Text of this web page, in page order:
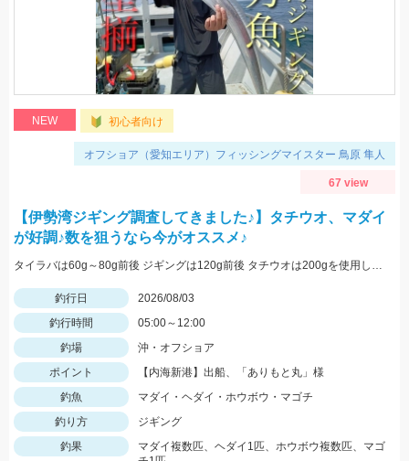
NEW 初心者向け
オフショア（愛知エリア）フィッシングマイスター 鳥原 隼人
67 view
【伊勢湾ジギング調査してきました♪】タチウオ、マダイ
が好調♪数を狙うなら今がオススメ♪
タイラバは60g～80g前後 ジギングは120g前後 タチウオは200gを使用しました
釣行日
2026/08/03
釣行時間
05:00～12:00
釣場
沖・オフショア
ポイント
【内海新港】出船、「ありもと丸」様
釣魚
マダイ・ヘダイ・ホウボウ・マゴチ
釣り方
ジギング
釣果
マダイ複数匹、ヘダイ1匹、ホウボウ複数匹、マゴ